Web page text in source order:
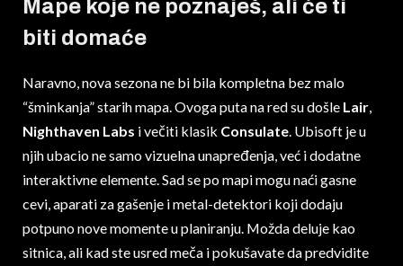
Mape koje ne poznaješ, ali će ti
biti domaće
Naravno, nova sezona ne bi bila kompletna bez malo
“šminkanja” starih mapa. Ovoga puta na red su došle Lair
Nighthaven Labs i večiti klasik Consulate . Ubisoft je u
njih ubacio ne samo vizuelna unapređenja, već i dodatne
interaktivne elemente. Sad se po mapi mogu naći gasne
cevi, aparati za gašenje i metal-detektori koji dodaju
potpuno nove momente u planiranju. Možda deluje kao
sitnica, ali kad ste usred meča i pokušavate da predvidite